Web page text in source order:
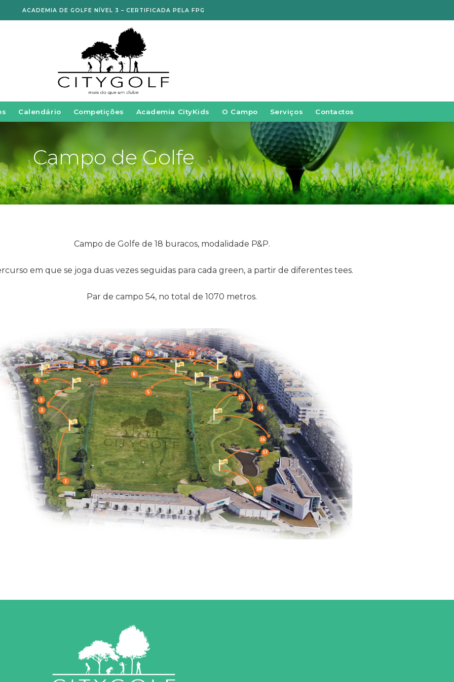
ACADEMIA DE GOLFE NÍVEL 3 – CERTIFICADA PELA FPG
Calendário Competições Academia CityKids O Campo Serviços Contactos
Campo de Golfe
Campo de Golfe de 18 buracos, modalidade P&P.
em que se joga duas vezes seguidas para cada green, a partir de diferentes tees.
Par de campo 54, no total de 1070 metros.